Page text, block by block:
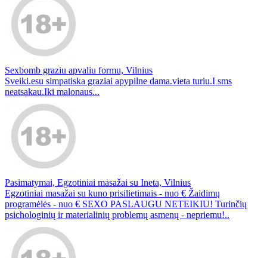
Sexbomb graziu apvaliu formu, Vilnius
Sveiki.esu simpatiska graziai apypilne dama.vieta turiu.I sms
neatsakau.Iki malonaus...
Pasimatymai, Egzotiniai masažai su Ineta, Vilnius
Egzotiniai masažai su kuno prisilietimais - nuo € Žaidimų
programėlės - nuo € SEXO PASLAUGU NETEIKIU! Turinčių
psichologinių ir materialinių problemų asmenų - nepriemu!..